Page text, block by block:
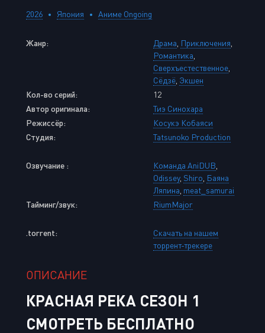
2026 Япония Аниме Ongoing
Жанр: Драма Приключения
Романтика
Сверхъестественное
Сёдзё Экшен
Кол-во серий:
12
Автор оригинала:
Тиэ Синохара
Режиссёр:
Косукэ Кобаяси
Студия:
Tatsunoko Production
Озвучание : Команда AniDUB
Odissey, Shiro Баяна
Ляпина meat_samurai
Тайминг/звук:
RiumMajor
.torrent:
Скачать на нашем
торрент-трекере
ОПИСАНИЕ
КРАСНАЯ РЕКА СЕЗОН 1
СМОТРЕТЬ БЕСПЛАТНО